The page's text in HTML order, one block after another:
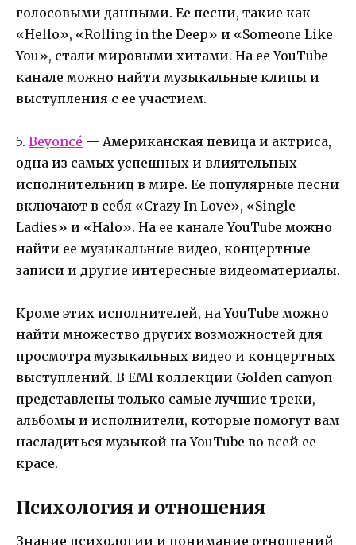
голосовыми данными. Ее песни, такие как
«Hello», «Rolling in the Deep» и «Someone Like
You», стали мировыми хитами. На ее YouTube
канале можно найти музыкальные клипы и
выступления с ее участием.
5. Beyoncé — Американская певица и актриса,
одна из самых успешных и влиятельных
исполнительниц в мире. Ее популярные песни
включают в себя «Crazy In Love», «Single
Ladies» и «Halo». На ее канале YouTube можно
найти ее музыкальные видео, концертные
записи и другие интересные видеоматериалы.
Кроме этих исполнителей, на YouTube можно
найти множество других возможностей для
просмотра музыкальных видео и концертных
выступлений. В EMI коллекции Golden canyon
представлены только самые лучшие треки,
альбомы и исполнители, которые помогут вам
насладиться музыкой на YouTube во всей ее
красе.
Психология и отношения
Знание психологии и понимание отношений